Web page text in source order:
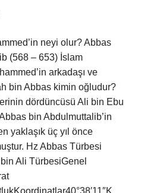
neyi olur? Abbas
(568 – 653) İslam
arkadaşı ve
bin Abbas kimin oğludur?
dördüncüsü Ali bin Ebu
bin Abdulmuttalib’in
yaklaşık üç yıl önce
Hz Abbas Türbesi
Ali TürbesiGenel